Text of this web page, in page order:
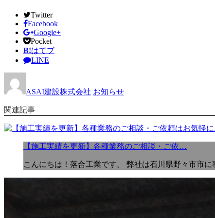
Twitter
Facebook
Google+
Pocket
B!はてブ
LINE
ASAI建設株式会社 お知らせ
関連記事
【施工実績を更新】各種業務のご相談・ご依…
こんにちは！落合工業です。 弊社は石川県野々市市